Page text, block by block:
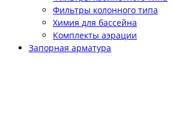
Фильтры колонного типа
Химия для бассейна
Комплекты аэрации
Запорная арматура